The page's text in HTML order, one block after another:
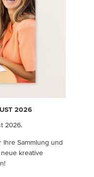
2026
2026.
Sammlung und
kreative